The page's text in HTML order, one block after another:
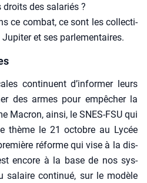
droits des sala­riés ?
ce com­bat, ce sont les col­lec­ti­
et ses par­le­men­taires.
conti­nuent d’in­for­mer leurs
des armes pour empê­cher la
Macron, ain­si, le SNES-FSU qui
thème le 21 octobre au Lycée
réforme qui vise à la dis­
encore à la base de nos sys­
salaire conti­nué, sur le modèle